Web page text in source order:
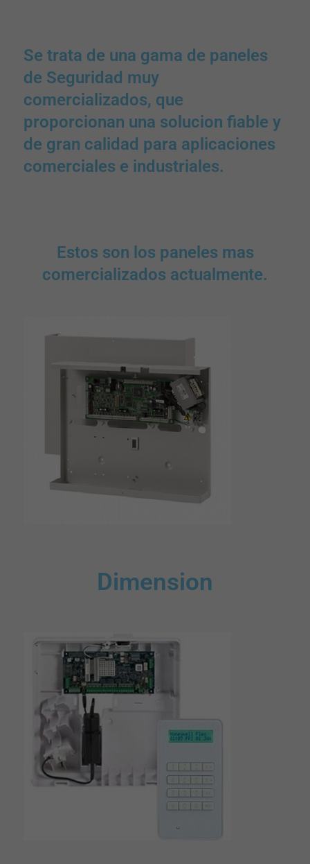
Se trata de una gama de paneles
de Seguridad muy
comercializados, que
proporcionan una solucion fiable y
de gran calidad para aplicaciones
comerciales e industriales.
Estos son los paneles mas
comercializados actualmente.
Dimension